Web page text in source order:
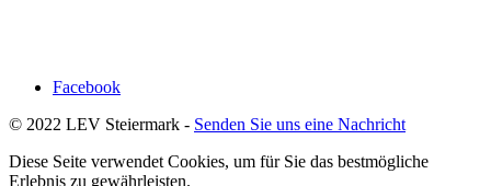
Facebook
© 2022 LEV Steiermark - Senden Sie uns eine Nachricht
Diese Seite verwendet Cookies, um für Sie das bestmögliche
Erlebnis zu gewährleisten.